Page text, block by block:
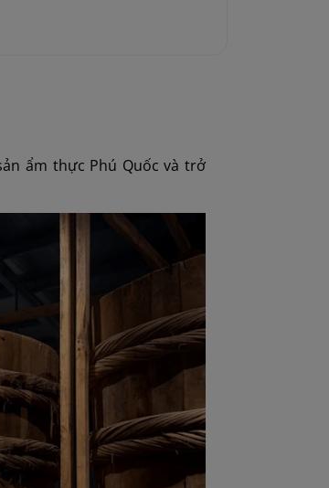
ẩm thực Phú Quốc và trở